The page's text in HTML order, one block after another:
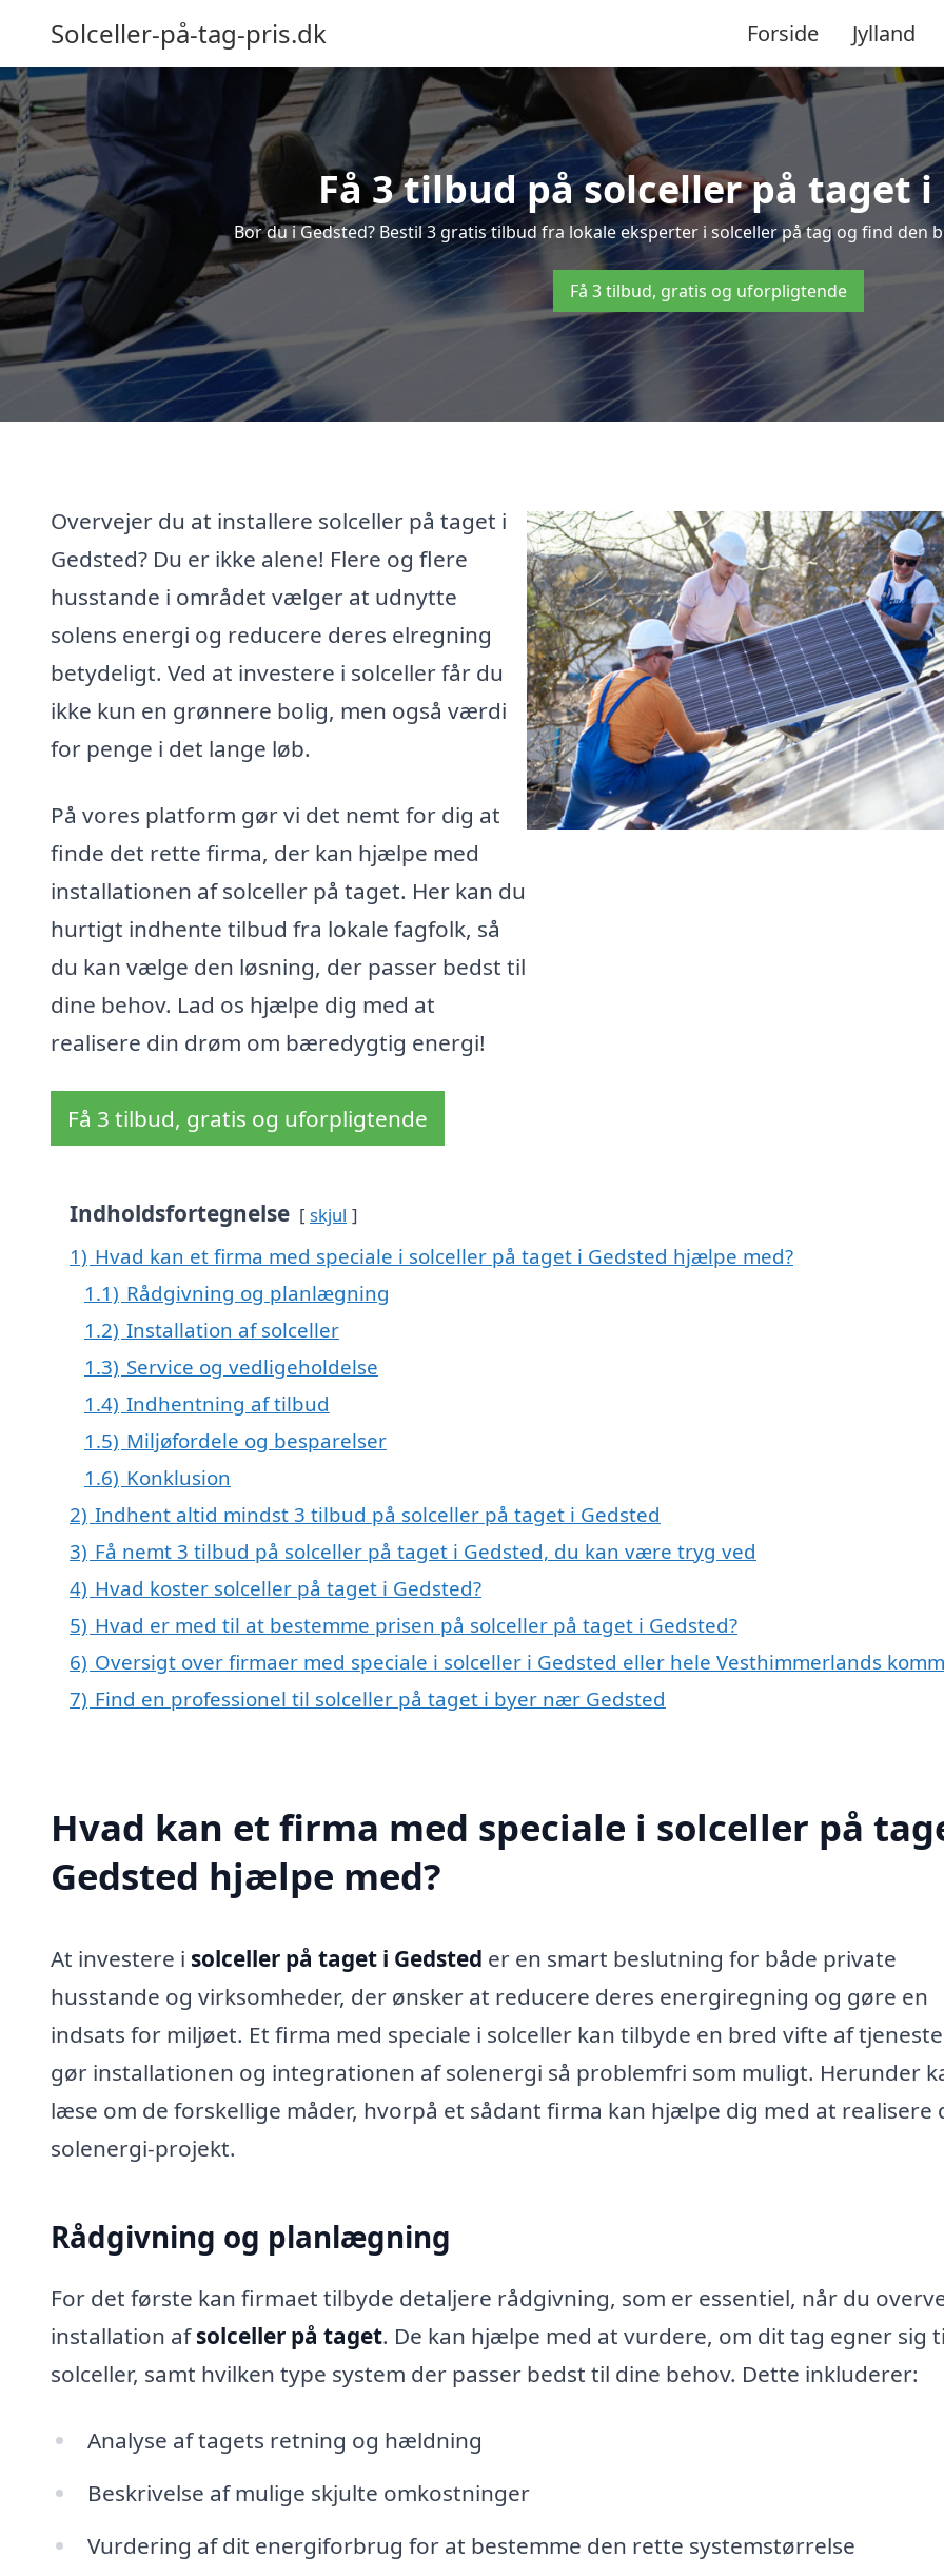
Solceller-på-tag-pris.dk Forside Jylland
Få 3 tilbud på solceller på taget i
Bor du i Gedsted? Bestil 3 gratis tilbud fra lokale eksperter i solceller på tag og find den
Få 3 tilbud, gratis og uforpligtende
Overvejer du at installere solceller på taget i
Gedsted? Du er ikke alene! Flere og flere
husstande i området vælger at udnytte
solens energi og reducere deres elregning
betydeligt. Ved at investere i solceller får du
ikke kun en grønnere bolig, men også værdi
for penge i det lange løb.
På vores platform gør vi det nemt for dig at
finde det rette firma, der kan hjælpe med
installationen af solceller på taget. Her kan du
hurtigt indhente tilbud fra lokale fagfolk, så
du kan vælge den løsning, der passer bedst til
dine behov. Lad os hjælpe dig med at
realisere din drøm om bæredygtig energi!
Få 3 tilbud, gratis og uforpligtende
Indholdsfortegnelse skjul
1) Hvad kan et firma med speciale i solceller på taget i Gedsted hjælpe med?
1.1) Rådgivning og planlægning
1.2) Installation af solceller
1.3) Service og vedligeholdelse
1.4) Indhentning af tilbud
1.5) Miljøfordele og besparelser
1.6) Konklusion
2) Indhent altid mindst 3 tilbud på solceller på taget i Gedsted
3) Få nemt 3 tilbud på solceller på taget i Gedsted, du kan være tryg ved
4) Hvad koster solceller på taget i Gedsted?
5) Hvad er med til at bestemme prisen på solceller på taget i Gedsted?
6) Oversigt over firmaer med speciale i solceller i Gedsted eller hele Vesthimmerlands
7) Find en professionel til solceller på taget i byer nær Gedsted
Hvad kan et firma med speciale i solceller på
Gedsted hjælpe med?
At investere i solceller på taget i Gedsted er en smart beslutning for både private
husstande og virksomheder, der ønsker at reducere deres energiregning og gøre en
indsats for miljøet. Et firma med speciale i solceller kan tilbyde en bred vifte af
gør installationen og integrationen af solenergi så problemfri som muligt. Herunder
læse om de forskellige måder, hvorpå et sådant firma kan hjælpe dig med at realisere
solenergi-projekt.
Rådgivning og planlægning
For det første kan firmaet tilbyde detaljere rådgivning, som er essentiel, når du
installation afsolceller på taget. De kan hjælpe med at vurdere, om dit tag egner sig
solceller, samt hvilken type system der passer bedst til dine behov. Dette inkluderer:
Analyse af tagets retning og hældning
Beskrivelse af mulige skjulte omkostninger
Vurdering af dit energiforbrug for at bestemme den rette systemstørrelse